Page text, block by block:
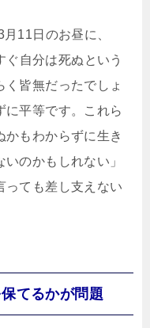
11日のお昼に、
自分は死ぬという
皆無だったでしょ
に平等です。これら
もわからずに生き
のかもしれない」
っても差し支えない
てるかが問題